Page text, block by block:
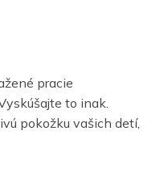
pracie
to inak.
pokožku vašich detí,